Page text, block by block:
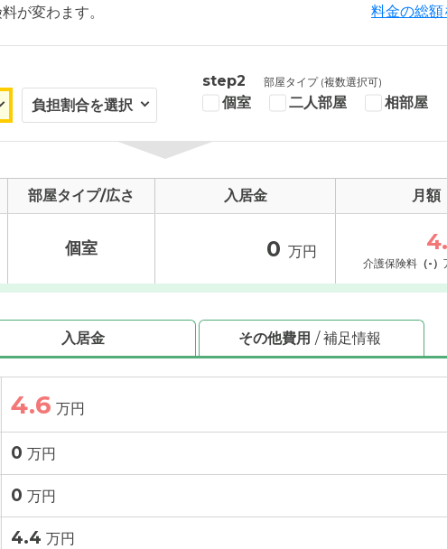
が変わます。 料金の総
step2 部屋タイプ (複数選択可)
個室 二人部屋 相部屋
部屋タイプ/広さ 入居金 月額
個室 0 万円
介護保険料 （-）
入居金 その他費用 / 補足情報
4.6 万円
0 万円
0 万円
4.4 万円